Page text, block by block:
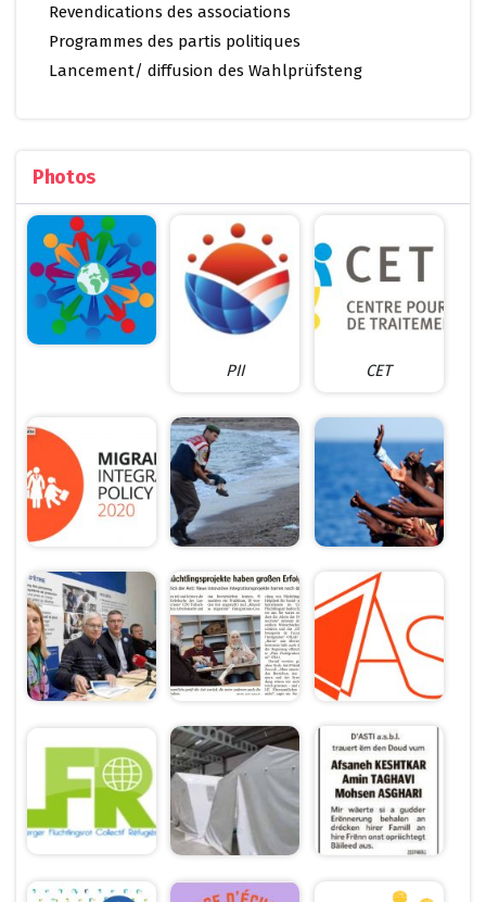
Revendications des associations
Programmes des partis politiques
Lancement/ diffusion des Wahlprüfsteng
Photos
PII CET